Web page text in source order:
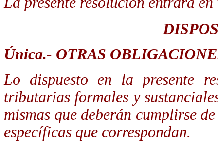
Única.- OTRAS
Lo dispuesto en la presente
tributarias formales y
mismas que deberán cumplirse
específicas que correspondan.